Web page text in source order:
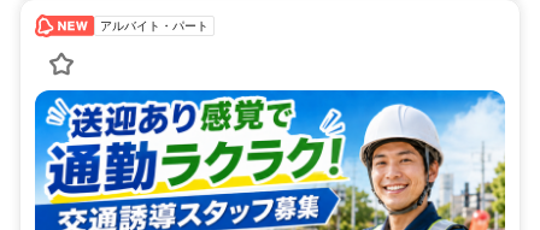
アルバイト・パート